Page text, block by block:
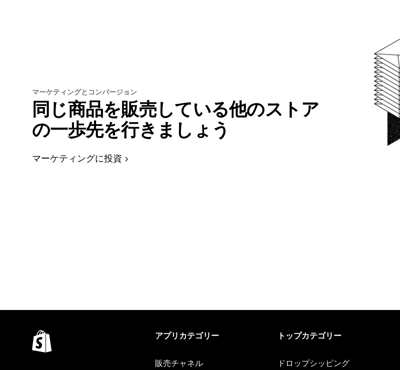
マーケティングとコンバージョン
同じ商品を販売している他のストア
の一歩先を行きましょう
マーケティングに投資
アプリカテゴリー
販売チャネル
トップカテゴリー
ドロップシッピング